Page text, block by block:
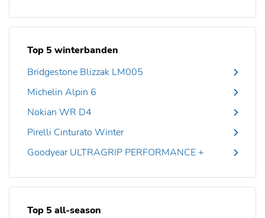
Top 5 winterbanden
Bridgestone Blizzak LM005
Michelin Alpin 6
Nokian WR D4
Pirelli Cinturato Winter
Goodyear ULTRAGRIP PERFORMANCE +
Top 5 all-season